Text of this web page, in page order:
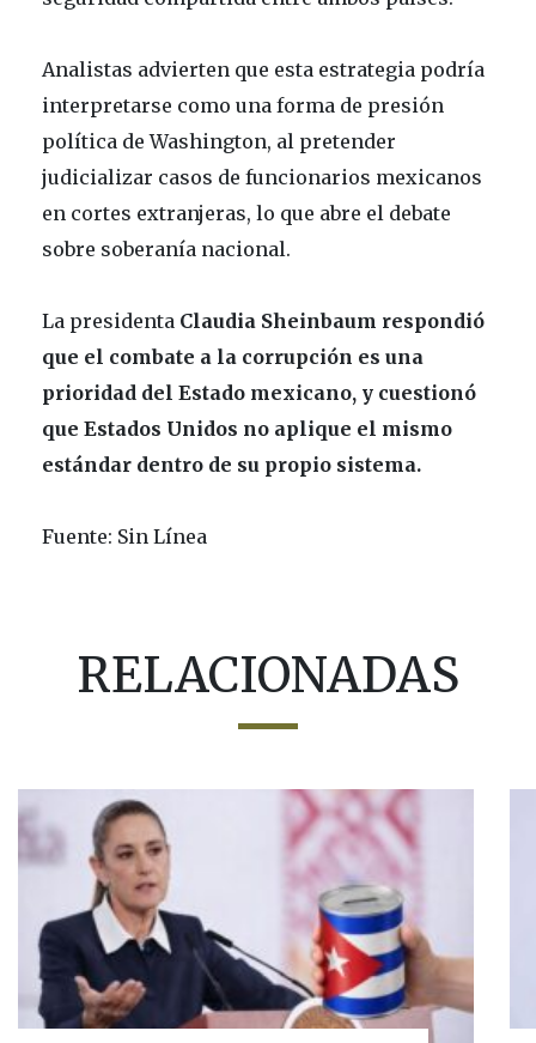
Analistas advierten que esta estrategia podría
interpretarse como una forma de presión
política de Washington, al pretender
judicializar casos de funcionarios mexicanos
en cortes extranjeras, lo que abre el debate
sobre soberanía nacional.
La presidenta Claudia Sheinbaum respondió
que el combate a la corrupción es una
prioridad del Estado mexicano, y cuestionó
que Estados Unidos no aplique el mismo
estándar dentro de su propio sistema.
Fuente: Sin Línea
RELACIONADAS